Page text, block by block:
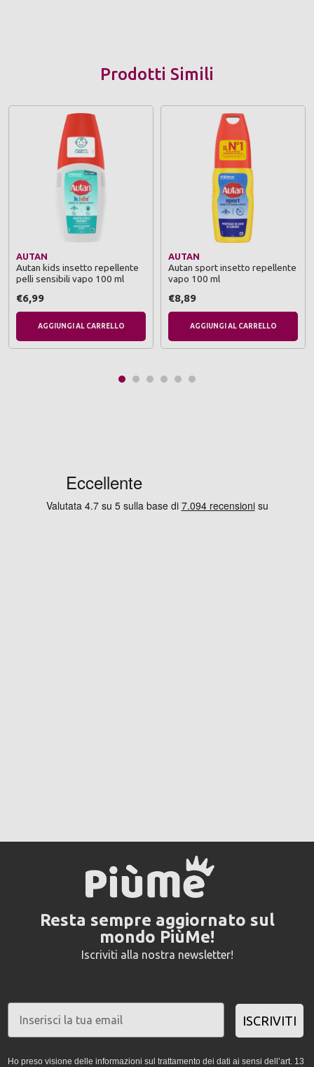
Prodotti Simili
AUTAN
Autan kids insetto repellente
pelli sensibili vapo 100 ml
€6,99
AGGIUNGI AL CARRELLO
AUTAN
Autan sport insetto repellente
vapo 100 ml
€8,89
AGGIUNGI AL CARRELLO
Resta sempre aggiornato sul
mondo PiùMe!
Iscriviti alla nostra newsletter!
ISCRIVITI
Ho preso visione delle informazioni sul trattamento dei dati ai sensi dell’art. 13